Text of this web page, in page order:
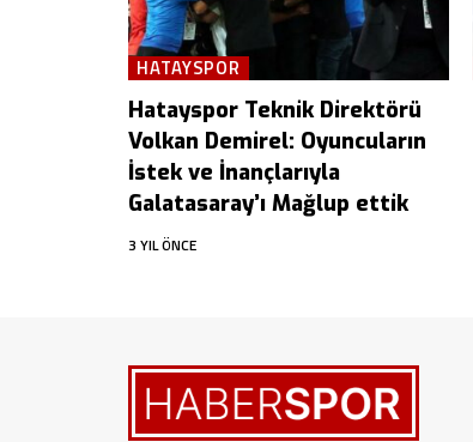
HATAYSPOR
Hatayspor Teknik Direktörü
Volkan Demirel: Oyuncuların
İstek ve İnançlarıyla
Galatasaray’ı Mağlup ettik
3 YIL ÖNCE